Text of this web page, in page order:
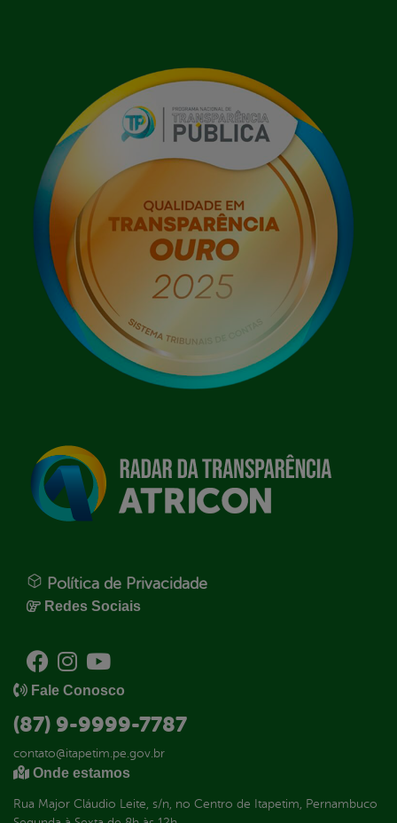
Política de Privacidade
Redes Sociais
Fale Conosco
(87) 9-9999-7787
contato@itapetim.pe.gov.br
Onde estamos
Rua Major Cláudio Leite, s/n, no Centro de Itapetim, Pernambuco